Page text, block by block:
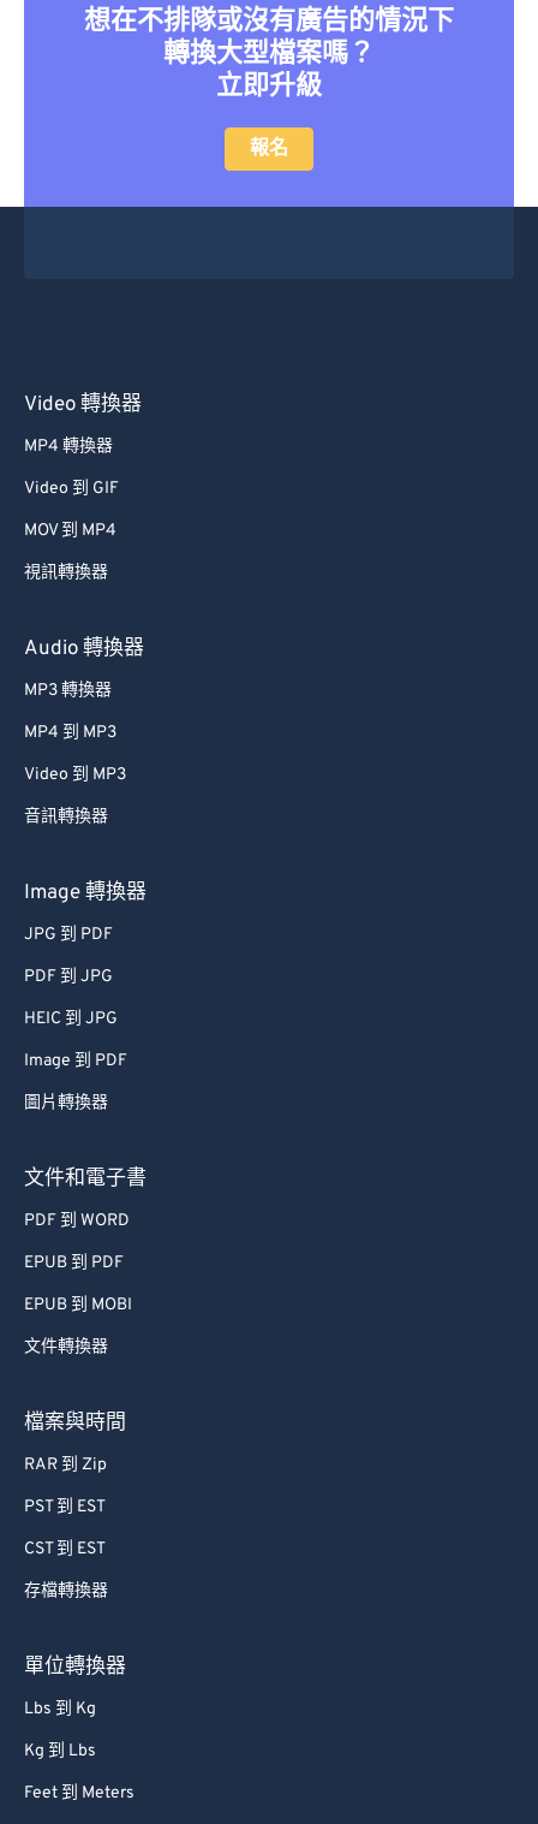
想在不排隊或沒有廣告的情況下
轉換大型檔案嗎？
立即升級
報名
Video 轉換器
MP4 轉換器
Video 到 GIF
MOV 到 MP4
視訊轉換器
Audio 轉換器
MP3 轉換器
MP4 到 MP3
Video 到 MP3
音訊轉換器
Image 轉換器
JPG 到 PDF
PDF 到 JPG
HEIC 到 JPG
Image 到 PDF
圖片轉換器
文件和電子書
PDF 到 WORD
EPUB 到 PDF
EPUB 到 MOBI
文件轉換器
檔案與時間
RAR 到 Zip
PST 到 EST
CST 到 EST
存檔轉換器
單位轉換器
Lbs 到 Kg
Kg 到 Lbs
Feet 到 Meters